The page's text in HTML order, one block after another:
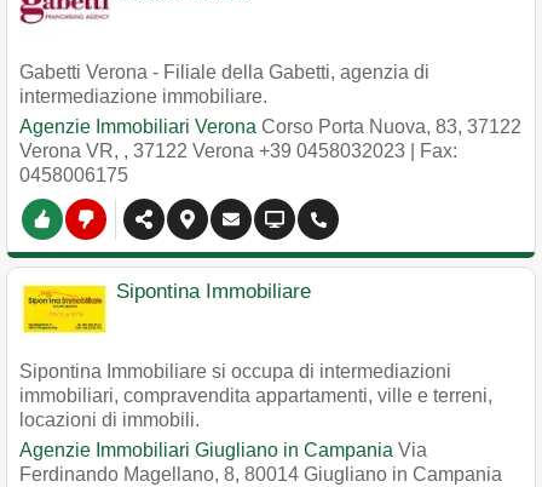
Gabetti Verona - Filiale della Gabetti, agenzia di
intermediazione immobiliare.
Agenzie Immobiliari Verona Corso Porta Nuova, 83, 37122
Verona VR, , 37122 Verona +39 0458032023 | Fax:
0458006175
Sipontina Immobiliare
Sipontina Immobiliare si occupa di intermediazioni
immobiliari, compravendita appartamenti, ville e terreni,
locazioni di immobili.
Agenzie Immobiliari Giugliano in Campania Via
Ferdinando Magellano, 8, 80014 Giugliano in Campania